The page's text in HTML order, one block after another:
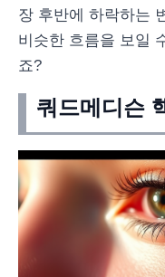
장 후반에 하락하는
비슷한 흐름을 보일
죠?
쿼드메디슨